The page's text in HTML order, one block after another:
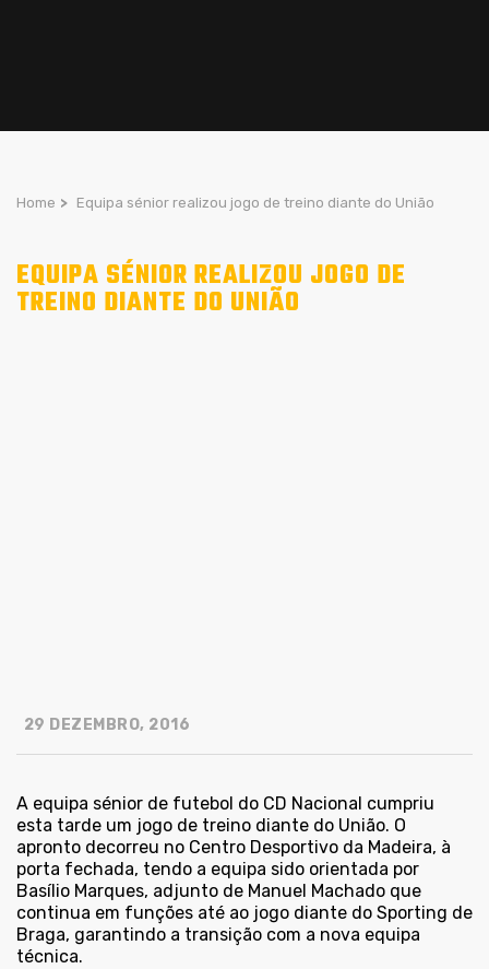
Home > Equipa sénior realizou jogo de treino diante do União
EQUIPA SÉNIOR REALIZOU JOGO DE
TREINO DIANTE DO UNIÃO
29 DEZEMBRO, 2016
A equipa sénior de futebol do CD Nacional cumpriu
esta tarde um jogo de treino diante do União. O
apronto decorreu no Centro Desportivo da Madeira, à
porta fechada, tendo a equipa sido orientada por
Basílio Marques, adjunto de Manuel Machado que
continua em funções até ao jogo diante do Sporting de
Braga, garantindo a transição com a nova equipa
técnica.